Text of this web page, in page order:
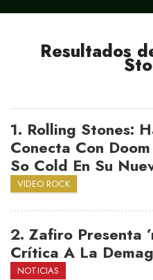
Resultados
1. Rolling Stones:
Conecta Con
So Cold En Su
VIDEO ROCK
2. Zafiro Presenta
Crítica A La
NOTICIAS